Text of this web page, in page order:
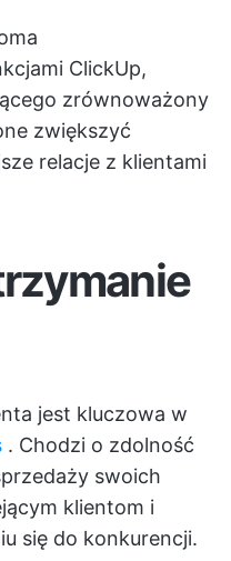
ClickUp,
zrównoważony
zwiększyć
relacje z klientami
jest kluczowa w
. Chodzi o zdolność
swoich
klientom i
się do konkurencji.